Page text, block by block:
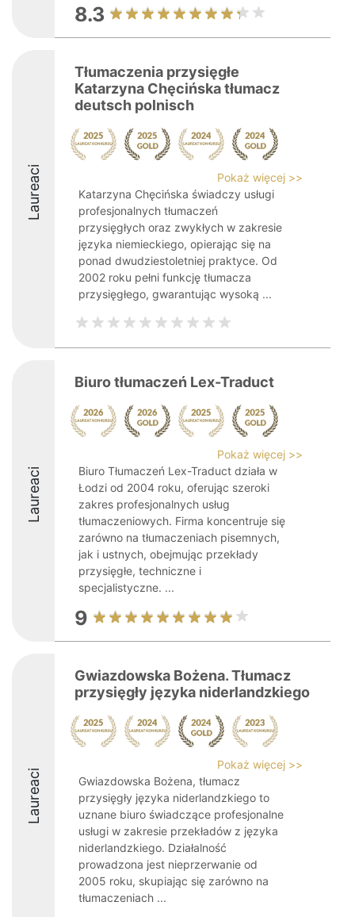
8.3
Laureaci
Tłumaczenia przysięgłe
Katarzyna Chęcińska tłumacz
deutsch polnisch
Pokaż więcej >>
Katarzyna Chęcińska świadczy usługi
profesjonalnych tłumaczeń
przysięgłych oraz zwykłych w zakresie
języka niemieckiego, opierając się na
ponad dwudziestoletniej praktyce. Od
2002 roku pełni funkcję tłumacza
przysięgłego, gwarantując wysoką ...
Laureaci
Biuro tłumaczeń Lex-Traduct
Pokaż więcej >>
Biuro Tłumaczeń Lex-Traduct działa w
Łodzi od 2004 roku, oferując szeroki
zakres profesjonalnych usług
tłumaczeniowych. Firma koncentruje się
zarówno na tłumaczeniach pisemnych,
jak i ustnych, obejmując przekłady
przysięgłe, techniczne i
specjalistyczne. ...
9
Laureaci
Gwiazdowska Bożena. Tłumacz
przysięgły języka niderlandzkiego
Pokaż więcej >>
Gwiazdowska Bożena, tłumacz
przysięgły języka niderlandzkiego to
uznane biuro świadczące profesjonalne
usługi w zakresie przekładów z języka
niderlandzkiego. Działalność
prowadzona jest nieprzerwanie od
2005 roku, skupiając się zarówno na
tłumaczeniach ...